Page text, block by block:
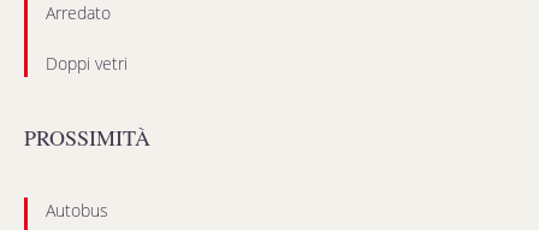
Arredato
Doppi vetri
PROSSIMITÀ
Autobus